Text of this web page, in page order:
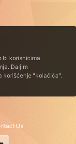
bi korisnicima
Daljim
korišćenje "kolačića".
Us